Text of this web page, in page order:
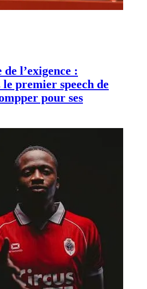
l’exigence :
le premier speech de
pour ses